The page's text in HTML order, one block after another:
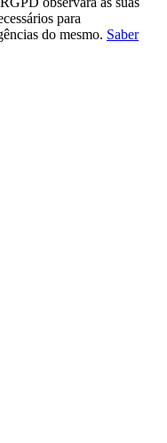
para
do mesmo. Saber